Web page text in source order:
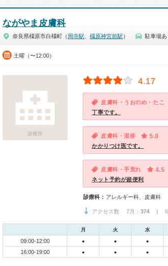
ながやま皮膚科
奈良県橿原市白橿町（ 岡寺駅 橿原神宮前駅 ） 駐車場あ
土曜（〜12:00）
診療所
4.17
皮膚科・うおのめ・たこ
丁寧です。
皮膚科・湿疹 5.0
かかりつけ医です。
皮膚科・手荒れ 4.5
ネット予約が超便利
診療科： アレルギー科、皮膚科
アクセス数 7月： 374 | 6
月 火 水
09:00-12:00 ● ● ●
16:00-19:00 ● ● ●